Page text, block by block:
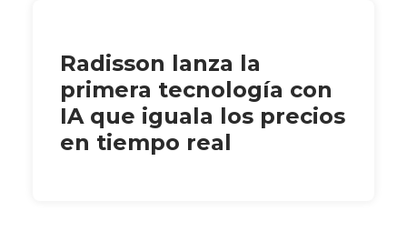
Radisson lanza la
primera tecnología con
IA que iguala los precios
en tiempo real